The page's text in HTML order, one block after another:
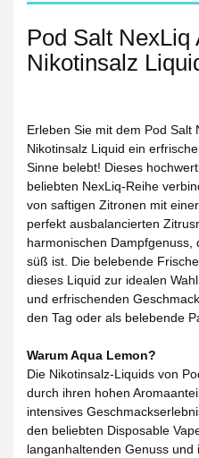
Pod Salt NexLiq
Nikotinsalz
Erleben Sie mit dem Pod Salt
Nikotinsalz Liquid ein
Sinne belebt! Dieses
beliebten NexLiq-Reihe
von saftigen Zitronen mit
perfekt ausbalancierten
harmonischen Dampfgenuss,
süß ist. Die belebende
dieses Liquid zur idealen
und erfrischenden
den Tag oder als belebende
Warum Aqua Lemon?
Die Nikotinsalz-Liquids von
durch ihren hohen
intensives
den beliebten Disposable
langanhaltenden Genuss